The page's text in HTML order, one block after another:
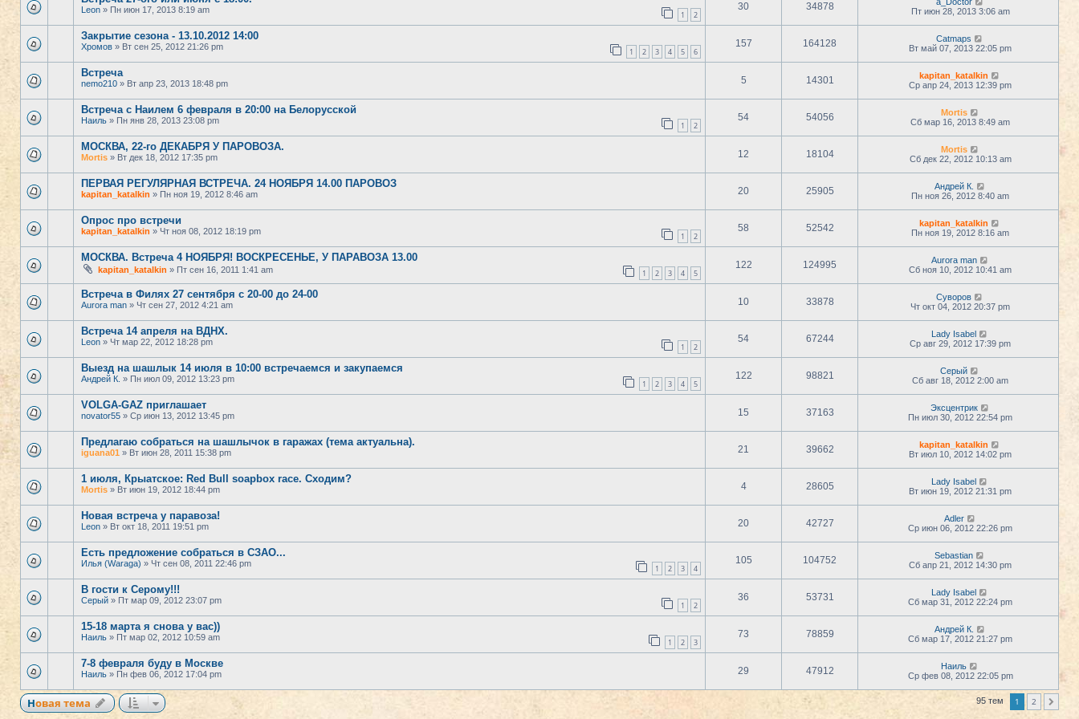
Leon » Пн июн 17, 2013 8:19 am 1 2
30 34878
Пт июн 28, 2013 3:06 am
Закрытие сезона - 13.10.2012 14:00
Хромов » Вт сен 25, 2012 21:26 pm 1 2 3 4 5 6
157 164128
Catmaps
Вт май 07, 2013 22:05 pm
Встреча
nemo210 » Вт апр 23, 2013 18:48 pm 5 14301
kapitan_katalkin
Ср апр 24, 2013 12:39 pm
Встреча с Наилем 6 февраля в 20:00 на Белорусской
Наиль » Пн янв 28, 2013 23:08 pm 1 2
54 54056
Mortis
Сб мар 16, 2013 8:49 am
МОСКВА, 22-го ДЕКАБРЯ У ПАРОВОЗА.
Mortis » Вт дек 18, 2012 17:35 pm 12 18104
Mortis
Сб дек 22, 2012 10:13 am
ПЕРВАЯ РЕГУЛЯРНАЯ ВСТРЕЧА. 24 НОЯБРЯ 14.00 ПАРОВОЗ
kapitan_katalkin » Пн ноя 19, 2012 8:46 am 20 25905
Андрей К.
Пн ноя 26, 2012 8:40 am
Опрос про встречи
kapitan_katalkin » Чт ноя 08, 2012 18:19 pm 1 2
58 52542
kapitan_katalkin
Пн ноя 19, 2012 8:16 am
МОСКВА. Встреча 4 НОЯБРЯ! ВОСКРЕСЕНЬЕ, У ПАРАВОЗА 13.00
kapitan_katalkin » Пт сен 16, 2011 1:41 am 1 2 3 4 5
122 124995
Aurora man
Сб ноя 10, 2012 10:41 am
Встреча в Филях 27 сентября с 20-00 до 24-00
Aurora man » Чт сен 27, 2012 4:21 am 10 33878
Суворов
Чт окт 04, 2012 20:37 pm
Встреча 14 апреля на ВДНХ.
Leon » Чт мар 22, 2012 18:28 pm 1 2
54 67244
Lady Isabel
Ср авг 29, 2012 17:39 pm
Выезд на шашлык 14 июля в 10:00 встречаемся и закупаемся
Андрей К. » Пн июл 09, 2012 13:23 pm 1 2 3 4 5
122 98821
Серый
Сб авг 18, 2012 2:00 am
VOLGA-GAZ приглашает
novator55 » Ср июн 13, 2012 13:45 pm 15 37163
Эксцентрик
Пн июл 30, 2012 22:54 pm
Предлагаю собраться на шашлычок в гаражах (тема актуальна).
iguana01 » Вт июн 28, 2011 15:38 pm 21 39662
kapitan_katalkin
Вт июл 10, 2012 14:02 pm
1 июля, Крыатское: Red Bull soapbox race. Сходим?
Mortis » Вт июн 19, 2012 18:44 pm 4 28605
Lady Isabel
Вт июн 19, 2012 21:31 pm
Новая встреча у паравоза!
Leon » Вт окт 18, 2011 19:51 pm 20 42727
Adler
Ср июн 06, 2012 22:26 pm
Есть предложение собраться в СЗАО...
Илья (Waraga) » Чт сен 08, 2011 22:46 pm 1 2 3 4
105 104752
Sebastian
Сб апр 21, 2012 14:30 pm
В гости к Серому!!!
Серый » Пт мар 09, 2012 23:07 pm 1 2
36 53731
Lady Isabel
Сб мар 31, 2012 22:24 pm
15-18 марта я снова у вас))
Наиль » Пт мар 02, 2012 10:59 am 1 2 3
73 78859
Андрей К.
Сб мар 17, 2012 21:27 pm
7-8 февраля буду в Москве
Наиль » Пн фев 06, 2012 17:04 pm 29 47912
Наиль
Ср фев 08, 2012 22:05 pm
Новая тема 95 тем 1 2